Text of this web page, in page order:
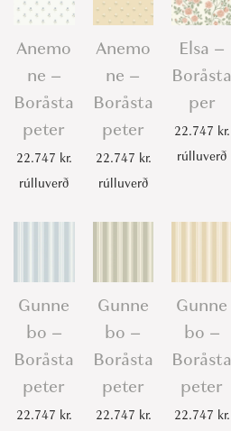
t
t
e
r
q
t
i
t
y
Anemo
ne –
Boråsta
peter
22.747 kr.
rúlluverð
Anemo
ne –
Boråsta
peter
22.747 kr.
rúlluverð
Elsa –
Boråsta
per
22.747 kr.
rúlluverð
Gunne
bo –
Boråsta
peter
22.747 kr.
Gunne
bo –
Boråsta
peter
22.747 kr.
Gunne
bo –
Boråsta
peter
22.747 kr.